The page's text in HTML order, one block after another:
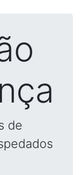
de